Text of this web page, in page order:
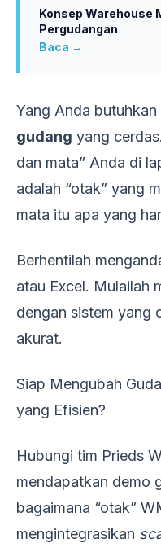
Konsep Warehouse
Pergudangan
Baca →
Yang Anda butuhkan
gudang yang
dan mata” Anda di
adalah “otak” yang
mata itu apa yang
Berhentilah
atau Excel. Mulailah
dengan sistem yang
akurat.
Siap Mengubah
yang Efisien?
Hubungi tim Prieds
mendapatkan demo
bagaimana “otak”
mengintegrasikan